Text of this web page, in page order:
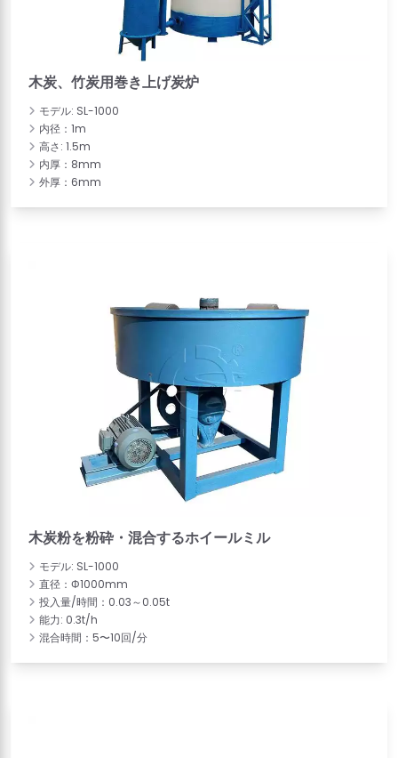
木炭、竹炭用巻き上げ炭炉
モデル: SL-1000
内径：1m
高さ: 1.5m
内厚：8mm
外厚：6mm
木炭粉を粉砕・混合するホイールミル
モデル: SL-1000
直径：Φ1000mm
投入量/時間：0.03～0.05t
能力: 0.3t/h
混合時間：5〜10回/分